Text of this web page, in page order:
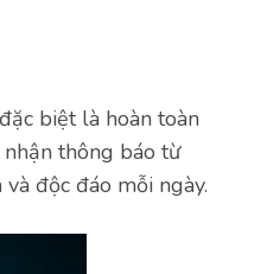
biệt là hoàn toàn
thông báo từ
độc đáo mỗi ngày.